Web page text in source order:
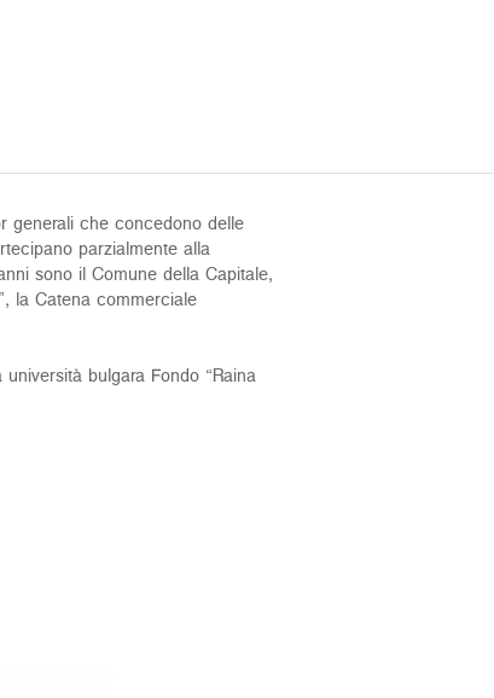
generali che concedono delle
parzialmente alla
sono il Comune della Capitale,
la Catena commerciale
bulgara Fondo “Raina